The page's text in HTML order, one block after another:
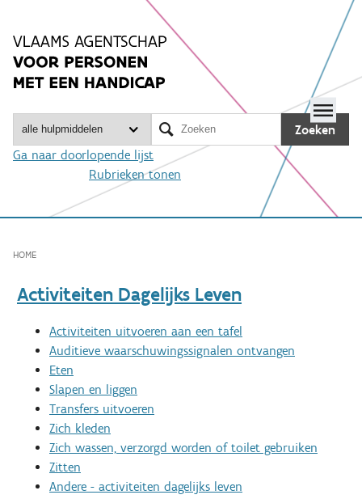
inhoud
Zoeken
Ga naar doorlopende lijst
Rubrieken tonen

HOME
Activiteiten Dagelijks Leven
Activiteiten uitvoeren aan een tafel
Auditieve waarschuwingssignalen ontvangen
Eten
Slapen en liggen
Transfers uitvoeren
Zich kleden
Zich wassen, verzorgd worden of toilet gebruiken
Zitten
Andere - activiteiten dagelijks leven